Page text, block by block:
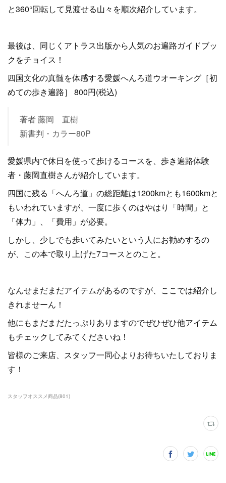
と360°回転して見渡せる山々を順次紹介しています。
最後は、同じくアトラス出版から人気のお遍路ガイドブッ
クをチョイス！
四国文化の真髄を体感する愛媛へんろ道ウオーキング［初
めての歩き遍路］ 800円(税込)
著者 藤岡 直樹
新書判・カラー80P
愛媛県内で休日を使って歩けるコースを、歩き遍路体験
者・藤岡直樹さんが紹介しています。
四国に残る「へんろ道」の総距離は1200kmとも1600kmと
もいわれていますが、一度に歩くのはやはり「時間」と
「体力」、「費用」が必要。
しかし、少しでも歩いてみたいという人にお勧めするの
が、この本で取り上げた7コースとのこと。
なんせまだまだアイテムがあるのですが、ここでは紹介し
きれませーん！
他にもまだまだたっぷりありますのでぜひぜひ他アイテム
もチェックしてみてくださいね！
皆様のご来店、スタッフ一同心よりお待ちいたしておりま
す！
スタッフオススメ商品(801)